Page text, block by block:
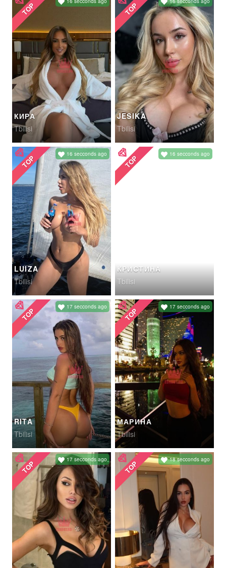
КИРА
Tbilisi
TOP
JESIKA
Tbilisi
TOP
LUIZA
Tbilisi
TOP 16 secconds ago
КРИСТИНА
Tbilisi
TOP 16 secconds ago
RITA
Tbilisi
TOP 17 secconds ago
МАРИНА
Tbilisi
TOP 17 secconds ago
TOP 17 secconds ago TOP 18 secconds ago